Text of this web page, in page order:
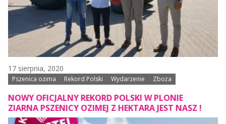
17 sierpnia, 2020
Pszenica ozima Rekord Polski Wydarzenie Zboża
NOWY OFICJALNY REKORD POLSKI W PLONIE
ZIARNA PSZENICY OZIMEJ Z HEKTARA JEST NASZ !